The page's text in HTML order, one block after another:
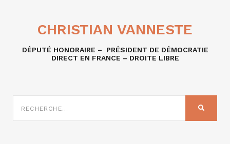
CHRISTIAN VANNESTE
DÉPUTÉ HONORAIRE – PRÉSIDENT DE DÉMOCRATIE
DIRECT EN FRANCE – DROITE LIBRE
SUR